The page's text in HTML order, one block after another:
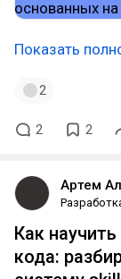
Показать
2
2 2
Артем
Как
кода: